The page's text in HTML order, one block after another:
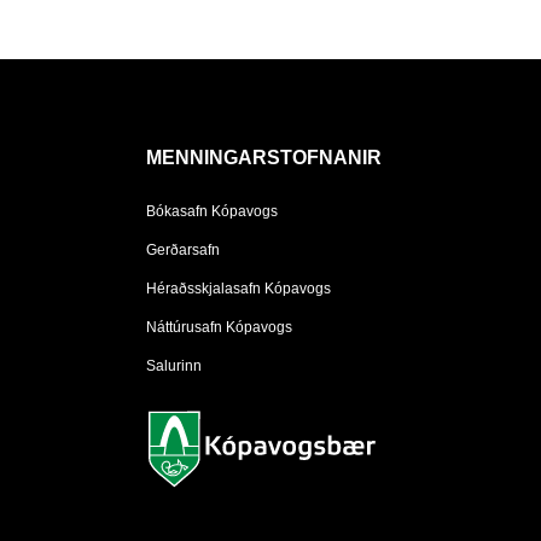
MENNINGARSTOFNANIR
Bókasafn Kópavogs
Gerðarsafn
Héraðsskjalasafn Kópavogs
Náttúrusafn Kópavogs
Salurinn